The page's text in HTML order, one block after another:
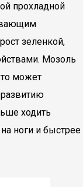
прохладной
зеленкой,
Мозоль
может
ходить
ноги и быстрее